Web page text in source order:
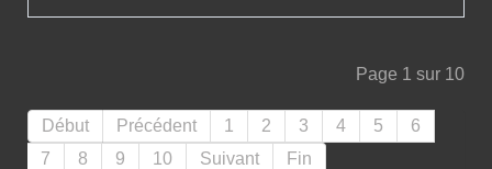
Page 1 sur 10
Début Précédent 1 2 3 4 5
6
7
8 9 10 Suivant Fin